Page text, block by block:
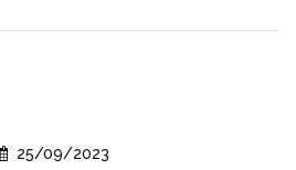
25/09/2023